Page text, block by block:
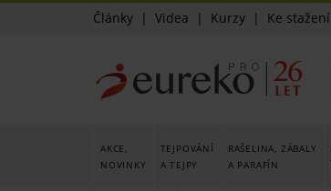
Články | Videa | Kurzy | Ke stažení
AKCE,
NOVINKY
TEJPOVÁNÍ
A TEJPY
RAŠELINA, ZÁBALY
A PARAFÍN